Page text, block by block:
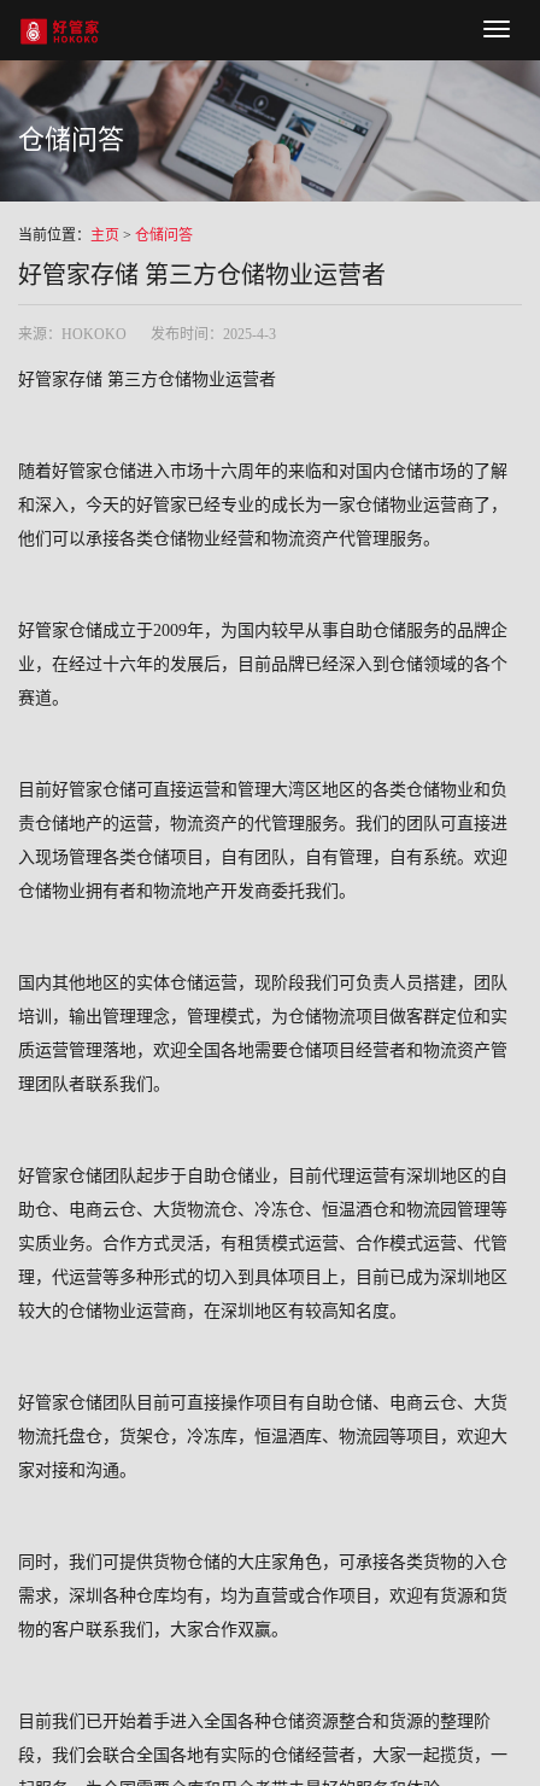
仓储问答
当前位置： 主页 > 仓储问答
好管家存储 第三方仓储物业运营者
来源：HOKOKO 发布时间：2025-4-3
好管家存储 第三方仓储物业运营者
随着好管家仓储进入市场十六周年的来临和对国内仓储市场的了解
和深入，今天的好管家已经专业的成长为一家仓储物业运营商了，
他们可以承接各类仓储物业经营和物流资产代管理服务。
好管家仓储成立于2009年，为国内较早从事自助仓储服务的品牌企
业，在经过十六年的发展后，目前品牌已经深入到仓储领域的各个
赛道。
目前好管家仓储可直接运营和管理大湾区地区的各类仓储物业和负
责仓储地产的运营，物流资产的代管理服务。我们的团队可直接进
入现场管理各类仓储项目，自有团队，自有管理，自有系统。欢迎
仓储物业拥有者和物流地产开发商委托我们。
国内其他地区的实体仓储运营，现阶段我们可负责人员搭建，团队
培训，输出管理理念，管理模式，为仓储物流项目做客群定位和实
质运营管理落地，欢迎全国各地需要仓储项目经营者和物流资产管
理团队者联系我们。
好管家仓储团队起步于自助仓储业，目前代理运营有深圳地区的自
助仓、电商云仓、大货物流仓、冷冻仓、恒温酒仓和物流园管理等
实质业务。合作方式灵活，有租赁模式运营、合作模式运营、代管
理，代运营等多种形式的切入到具体项目上，目前已成为深圳地区
较大的仓储物业运营商，在深圳地区有较高知名度。
好管家仓储团队目前可直接操作项目有自助仓储、电商云仓、大货
物流托盘仓，货架仓，冷冻库，恒温酒库、物流园等项目，欢迎大
家对接和沟通。
同时，我们可提供货物仓储的大庄家角色，可承接各类货物的入仓
需求，深圳各种仓库均有，均为直营或合作项目，欢迎有货源和货
物的客户联系我们，大家合作双赢。
目前我们已开始着手进入全国各种仓储资源整合和货源的整理阶
段，我们会联合全国各地有实际的仓储经营者，大家一起揽货，一